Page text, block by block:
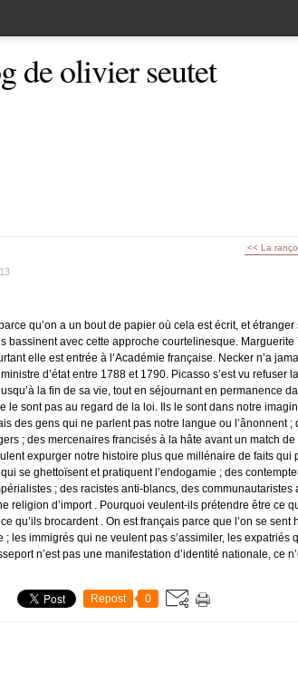
de olivier seutet
<< La
qu’on a un bout de papier où cela est écrit, et
bassinent avec cette approche courtelinesque.
elle est entrée à l’Académie française. Necker n’a
d’état entre 1788 et 1790. Picasso s’est vu refuser
la fin de sa vie, tout en séjournant en permanence
le sont pas au regard de la loi. Ils le sont dans notre
des gens qui ne parlent pas notre langue ou l’ânonnent
; des mercenaires francisés à la hâte avant un match
expurger notre histoire plus que millénaire de faits qui
se ghettoïsent et pratiquent l’endogamie ; des
; des racistes anti-blancs, des
religion d’import . Pourquoi veulent-ils prétendre être ce
qu’ils brocardent . On est français parce que l’on se
; les immigrés qui ne veulent pas s’assimiler, les
n’est pas une manifestation d’identité nationale, ce
Repost 0